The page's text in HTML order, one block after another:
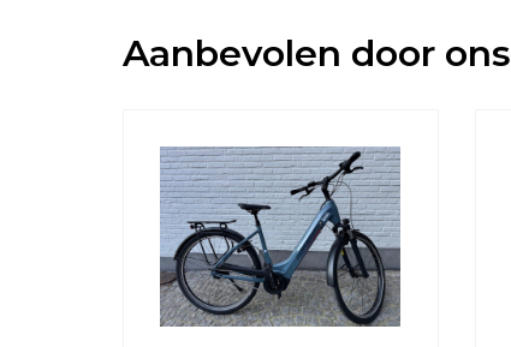
Aanbevolen door ons